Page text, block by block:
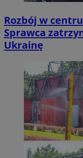
Rozbój w
Sprawca
Ukrainę